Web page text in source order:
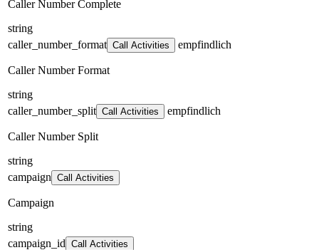
Caller Number Complete
string
caller_number_format Call Activities empfindlich
Caller Number Format
string
caller_number_split Call Activities empfindlich
Caller Number Split
string
campaign Call Activities
Campaign
string
campaign_id Call Activities